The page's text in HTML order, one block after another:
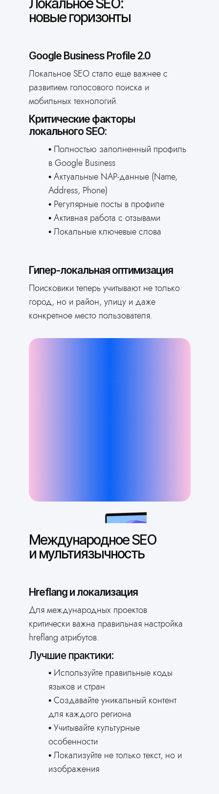
Локальное SEO:
новые горизонты
Google Business Profile 2.0
Локальное SEO стало еще важнее с
развитием голосового поиска и
мобильных технологий.
Критические факторы
локального SEO:
Полностью заполненный профиль
в Google Business
Актуальные NAP-данные (Name,
Address, Phone)
Регулярные посты в профиле
Активная работа с отзывами
Локальные ключевые слова
Гипер-локальная оптимизация
Поисковики теперь учитывают не только
город, но и район, улицу и даже
конкретное место пользователя.
Попробовать бесплатно
Сэкономьте свои
деньги
создайте сайт через
нейросеть
Ответьте всего на 2 вопроса
и получите готовый сайт
Международное SEO
и мультиязычность
Hreflang и локализация
Для международных проектов
критически важна правильная настройка
hreflang атрибутов.
Лучшие практики:
Используйте правильные коды
языков и стран
Создавайте уникальный контент
для каждого региона
Учитывайте культурные
особенности
Локализуйте не только текст, но и
изображения